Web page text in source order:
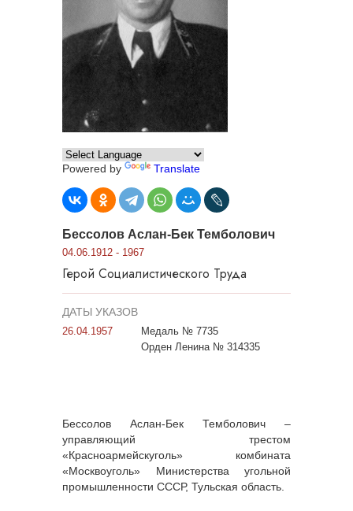
Powered by Translate
Бессолов Аслан-Бек Темболович
04.06.1912 - 1967
Герой Социалистического Труда
ДАТЫ УКАЗОВ
26.04.1957
Медаль № 7735
Орден Ленина № 314335
Бессолов Аслан-Бек Темболович –
управляющий трестом
«Красноармейскуголь» комбината
«Москвоуголь» Министерства угольной
промышленности СССР, Тульская область.